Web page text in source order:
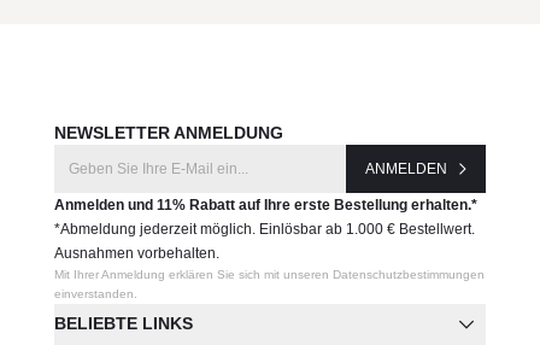
BELIEBTE LINKS
NEWSLETTER ANMELDUNG
ANMELDEN
Anmelden und 11% Rabatt auf Ihre erste Bestellung erhalten.*
*Abmeldung jederzeit möglich. Einlösbar ab 1.000 € Bestellwert.
Ausnahmen vorbehalten.
Mit Ihrer Anmeldung erklären Sie sich mit unseren Datenschutzbestimmungen
einverstanden.